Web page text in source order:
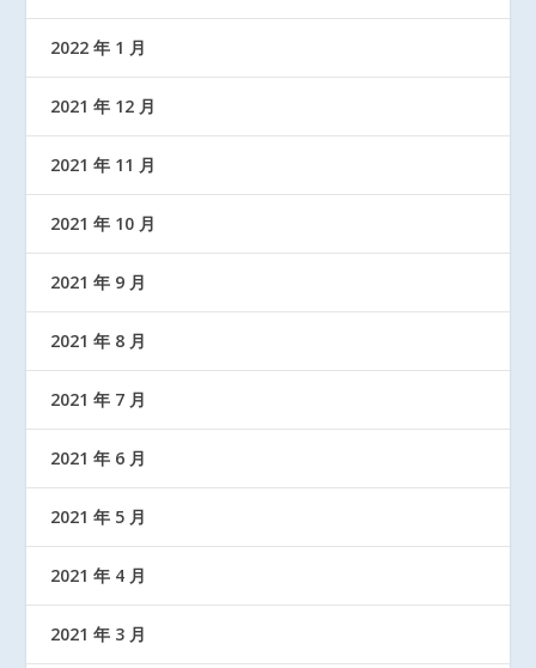
2022 年 1 月
2021 年 12 月
2021 年 11 月
2021 年 10 月
2021 年 9 月
2021 年 8 月
2021 年 7 月
2021 年 6 月
2021 年 5 月
2021 年 4 月
2021 年 3 月